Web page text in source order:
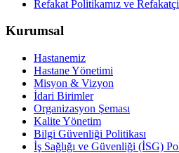
Refakat Politikamız ve
Kurumsal
Hastanemiz
Hastane Yönetimi
Misyon & Vizyon
İdari Birimler
Organizasyon Şeması
Kalite Yönetim
Bilgi Güvenliği Politikası
İş Sağlığı ve Güvenliği (İSG)